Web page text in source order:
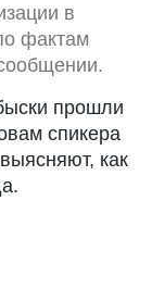
в
фактам
прошли
спикера
как